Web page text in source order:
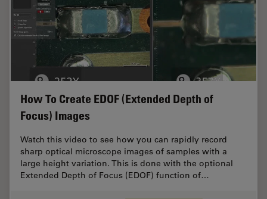
How To Create EDOF (Extended Depth of
Focus) Images
Watch this video to see how you can rapidly record
sharp optical microscope images of samples with a
large height variation. This is done with the optional
Extended Depth of Focus (EDOF) function of…